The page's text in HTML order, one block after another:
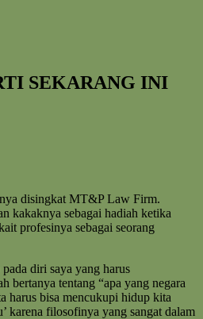
SEKARANG INI
disingkat MT&P Law Firm.
kakaknya sebagai hadiah ketika
profesinya sebagai seorang
diri saya yang harus
bertanya tentang “apa yang negara
harus bisa mencukupi hidup kita
karena filosofinya yang sangat dalam